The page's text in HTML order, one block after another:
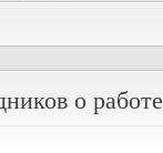
о работе